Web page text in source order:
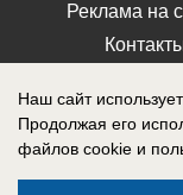
Реклама на
службой по
Наш сайт использует
Продолжая его
файлов cookie и